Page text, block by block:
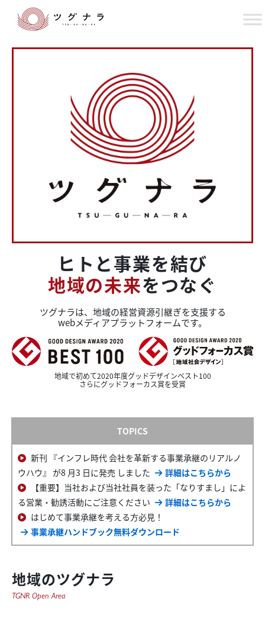
ヒトと事業を結び
地域の未来をつなぐ
ツグナラは、地域の経営資源引継ぎを支援する
webメディアプラットフォームです。
地域で初めて2020年度グッドデザインベスト100
さらにグッドフォーカス賞を受賞
TOPICS
新刊 『インフレ時代 会社を革新する事業承継のリアルノ
ウハウ』 が8 月3 日に発売 しました
詳細はこちらから
【重要】当社および当社社員を装った「なりすまし」によ
る営業・勧誘活動にご注意ください
詳細はこちらから
はじめて事業承継を考える方必見！
事業承継ハンドブック無料ダウンロード
地域のツグナラ
TGNR Open Area